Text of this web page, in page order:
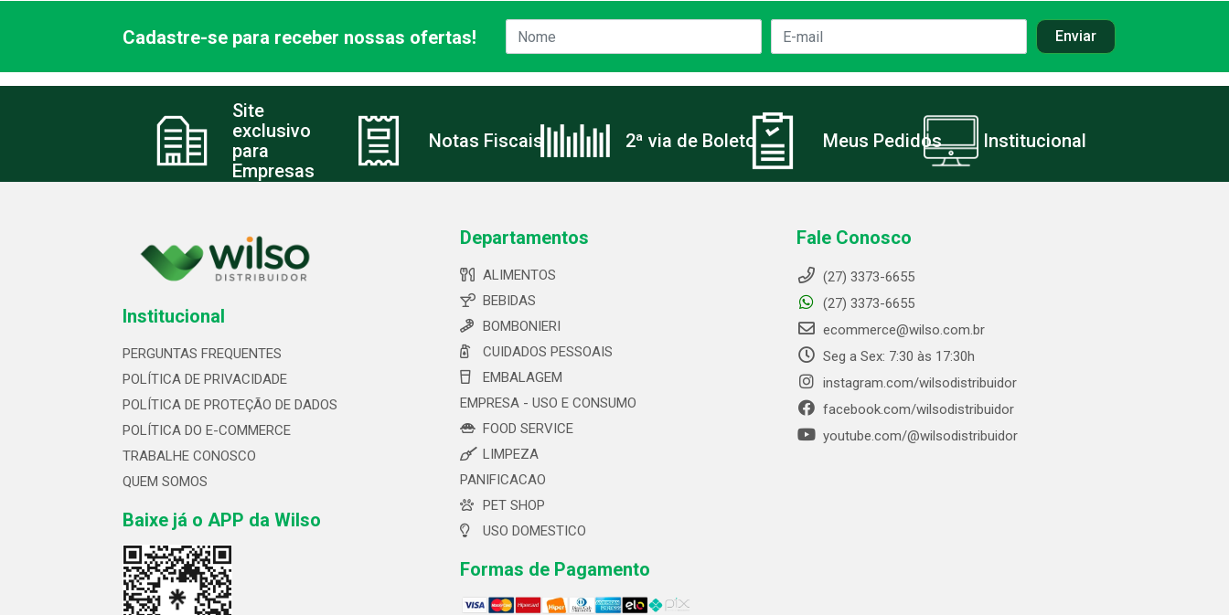
Cadastre-se para receber nossas ofertas!
Site
exclusivo
para
Empresas
Notas Fiscais 2ª via de Boleto Meus Pedidos Institucional
Institucional
PERGUNTAS FREQUENTES
POLÍTICA DE PRIVACIDADE
POLÍTICA DE PROTEÇÃO DE DADOS
POLÍTICA DO E-COMMERCE
TRABALHE CONOSCO
QUEM SOMOS
Baixe já o APP da Wilso
Departamentos
ALIMENTOS
BEBIDAS
BOMBONIERI
CUIDADOS PESSOAIS
EMBALAGEM
EMPRESA - USO E CONSUMO
FOOD SERVICE
LIMPEZA
PANIFICACAO
PET SHOP
USO DOMESTICO
Formas de Pagamento
Fale Conosco
(27) 3373-6655
(27) 3373-6655
ecommerce@wilso.com.br
Seg a Sex: 7:30 às 17:30h
instagram.com/wilsodistribuidor
facebook.com/wilsodistribuidor
youtube.com/@wilsodistribuidor